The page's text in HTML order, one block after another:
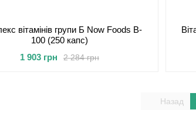
вітамінів групи Б Now Foods B-
100 (250 капс)
2 284 грн
1 903 грн
Назад